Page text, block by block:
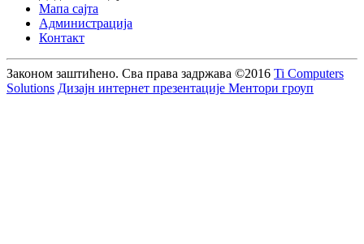
Мапа сајта
Администрација
Контакт
Законом заштићено. Сва права задржава ©2016 Ti Computers
Solutions Дизајн интернет презентације Ментори гроуп